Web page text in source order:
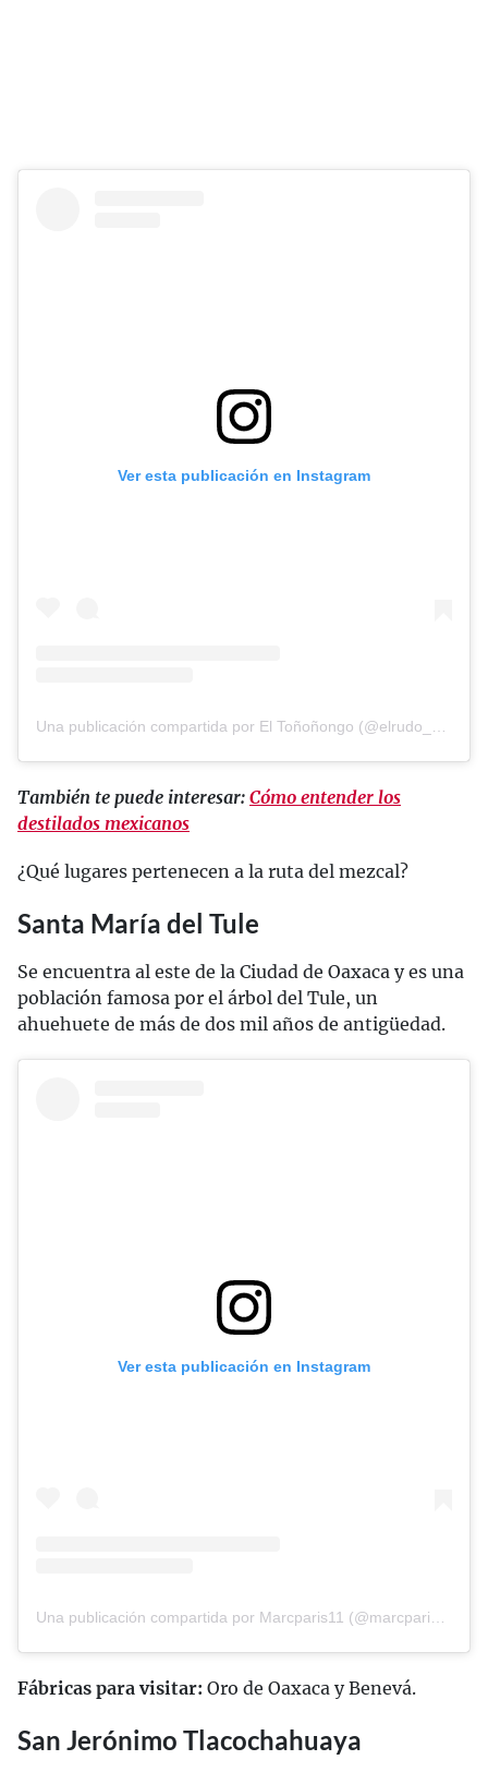
Ver esta publicación en Instagram
Una publicación compartida por El Toñoñongo (@elrudo_viornery)
También te puede interesar: Cómo entender los
destilados mexicanos
¿Qué lugares pertenecen a la ruta del mezcal?
Santa María del Tule
Se encuentra al este de la Ciudad de Oaxaca y es una
población famosa por el árbol del Tule, un
ahuehuete de más de dos mil años de antigüedad.
Ver esta publicación en Instagram
Fábricas para visitar: Oro de Oaxaca y Benevá.
San Jerónimo Tlacochahuaya